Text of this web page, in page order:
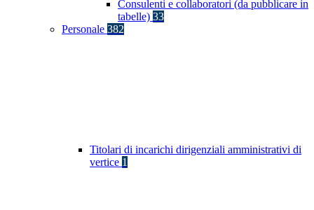
Consulenti e collaboratori (da pubblicare in
tabelle) 33
Personale 382
Titolari di incarichi dirigenziali amministrativi di
vertice 1